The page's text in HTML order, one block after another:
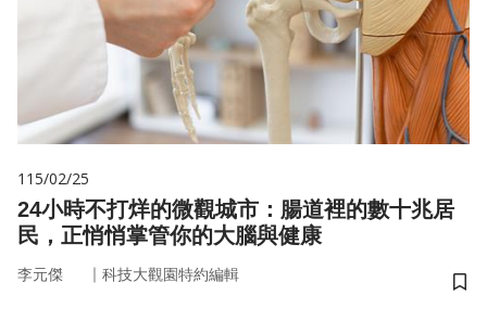
115/02/25
24小時不打烊的微觀城市：腸道裡的數十兆居
民，正悄悄掌管你的大腦與健康
李元傑 ｜ 科技大觀園特約編輯
儲